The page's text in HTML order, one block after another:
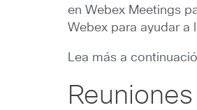
en Webex Meetings
Webex para ayudar a
Lea más a
Reuniones